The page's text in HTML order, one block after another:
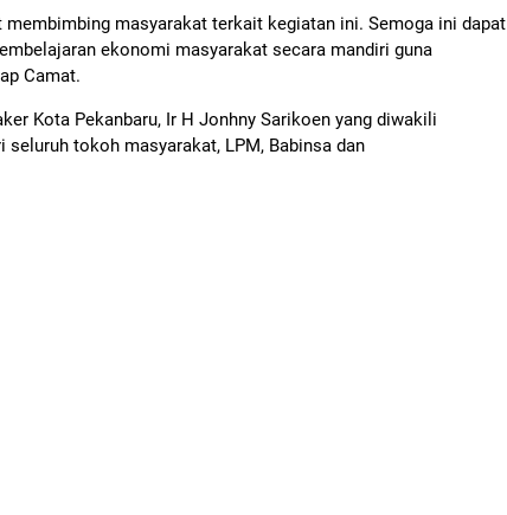
membimbing masyarakat terkait kegiatan ini. Semoga ini dapat
ekonomi masyarakat secara mandiri guna
Camat.
Kota Pekanbaru, Ir H Jonhny Sarikoen yang diwakili
tokoh masyarakat, LPM, Babinsa dan